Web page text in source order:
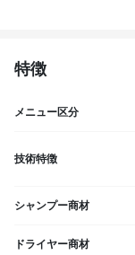
特徴
メニュー区分
技術特徴
シャンプー商材
ドライヤー商材